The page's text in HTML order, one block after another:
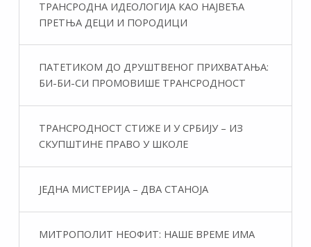
ТРАНСРОДНА ИДЕОЛОГИЈА КАО НАЈВЕЋА
ПРЕТЊА ДЕЦИ И ПОРОДИЦИ
ПАТЕТИКОМ ДО ДРУШТВЕНОГ ПРИХВАТАЊА:
БИ-БИ-СИ ПРОМОВИШЕ ТРАНСРОДНОСТ
ТРАНСРОДНОСТ СТИЖЕ И У СРБИЈУ – ИЗ
СКУПШТИНЕ ПРАВО У ШКОЛЕ
ЈЕДНА МИСТЕРИЈА – ДВА СТАНОЈА
МИТРОПОЛИТ НЕОФИТ: НАШЕ ВРЕМЕ ИМА